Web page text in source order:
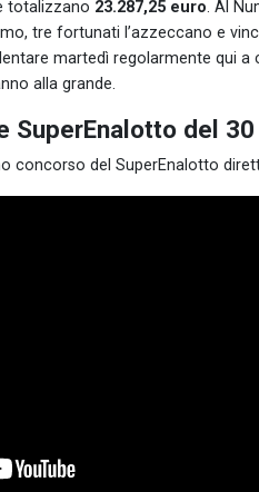
totalizzano 23.287,25 euro. Al
tre fortunati l’azzeccano e
martedì regolarmente qui
alla grande.
SuperEnalotto del
concorso del SuperEnalotto